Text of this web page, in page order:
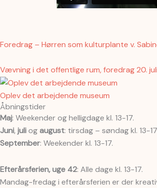
Foredrag – Hørren som kulturplante v.
Vævning i det offentlige rum, foredrag 20.
Oplev det arbejdende museum
Åbningstider
Maj: Weekender og helligdage kl. 13-17.
Juni, juliogaugust: tirsdag – søndag kl. 13-
September: Weekender kl. 13-17.
Efterårsferien, uge 42: Alle dage kl. 13-17.
Mandag-fredag i efterårsferien er der